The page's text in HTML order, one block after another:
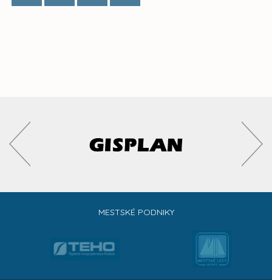
MESTSKÉ PODNIKY